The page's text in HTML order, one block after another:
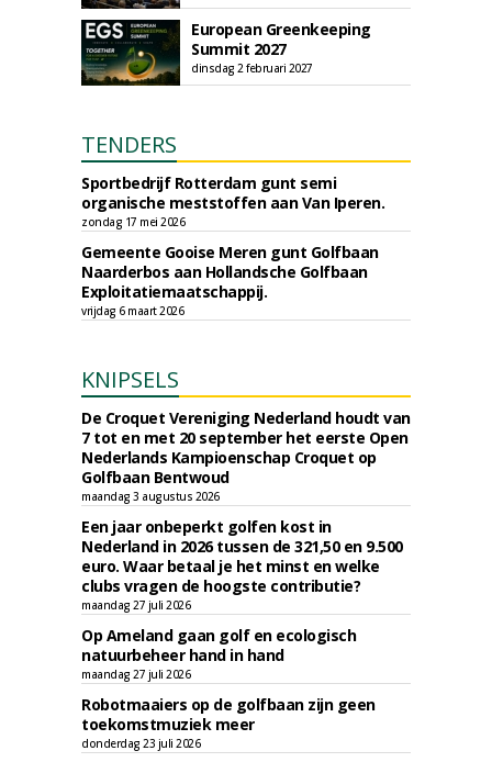
European Greenkeeping
Summit 2027
dinsdag 2 februari 2027
TENDERS
Sportbedrijf Rotterdam gunt semi
organische meststoffen aan Van Iperen.
zondag 17 mei 2026
Gemeente Gooise Meren gunt Golfbaan
Naarderbos aan Hollandsche Golfbaan
Exploitatiemaatschappij.
vrijdag 6 maart 2026
KNIPSELS
De Croquet Vereniging Nederland houdt van
7 tot en met 20 september het eerste Open
Nederlands Kampioenschap Croquet op
Golfbaan Bentwoud
maandag 3 augustus 2026
Een jaar onbeperkt golfen kost in
Nederland in 2026 tussen de 321,50 en 9.500
euro. Waar betaal je het minst en welke
clubs vragen de hoogste contributie?
maandag 27 juli 2026
Op Ameland gaan golf en ecologisch
natuurbeheer hand in hand
maandag 27 juli 2026
Robotmaaiers op de golfbaan zijn geen
toekomstmuziek meer
donderdag 23 juli 2026